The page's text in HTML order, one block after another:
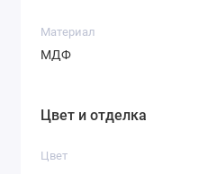
Материал
МДФ
Цвет и отделка
Цвет